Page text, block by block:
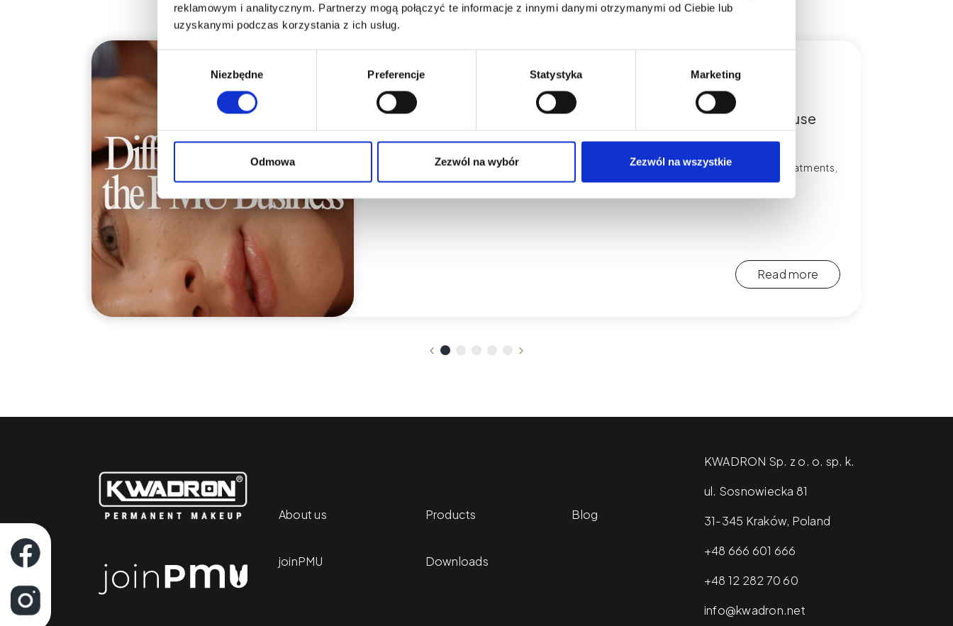
reklamowym i analitycznym. Partnerzy mogą połączyć te informacje z innymi danymi otrzymanymi od Ciebie lub
uzyskanymi podczas korzystania z ich usług.
Niezbędne Preferencje Statystyka Marketing
Odmowa Zezwól na wybór Zezwól na wszystkie
Permanent Makeup
Difficult PMU Clients – How to Respond, Handle Deposits, Refuse
Treatments, and Manage Negative Reviews
Learn how to deal with difficult clients at PMU. Learn the rules for deposits, refusing treatments,
responding to negative reviews, and setting boundaries.
Read more
About us Products Blog
joinPMU Downloads
KWADRON Sp. z o. o. sp. k.
ul. Sosnowiecka 81
31-345 Kraków, Poland
+48 666 601 666
+48 12 282 70 60
info@kwadron.net